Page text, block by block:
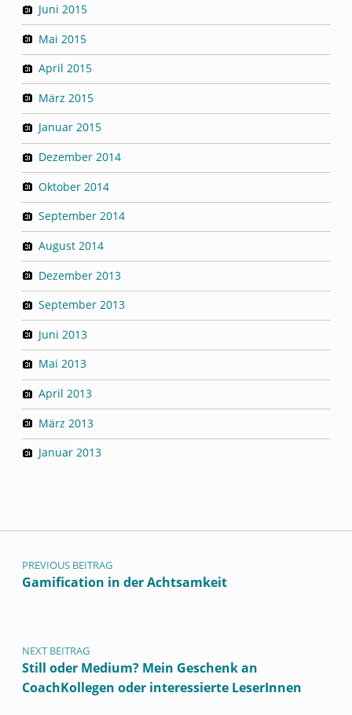
Juni 2015
Mai 2015
April 2015
März 2015
Januar 2015
Dezember 2014
Oktober 2014
September 2014
August 2014
Dezember 2013
September 2013
Juni 2013
Mai 2013
April 2013
März 2013
Januar 2013
Beitragsnavigation
PREVIOUS BEITRAG
Gamification in der Achtsamkeit
NEXT BEITRAG
Still oder Medium? Mein Geschenk an
CoachKollegen oder interessierte LeserInnen